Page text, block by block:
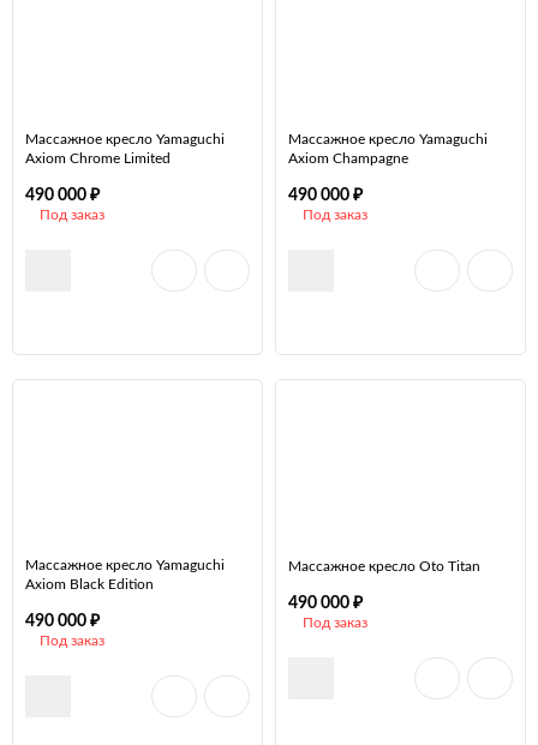
Массажное кресло Yamaguchi
Axiom Chrome Limited
490 000 ₽
Под заказ
Массажное кресло Yamaguchi
Axiom Champagne
490 000 ₽
Под заказ
Массажное кресло Yamaguchi
Axiom Black Edition
490 000 ₽
Под заказ
Массажное кресло Oto Titan
490 000 ₽
Под заказ